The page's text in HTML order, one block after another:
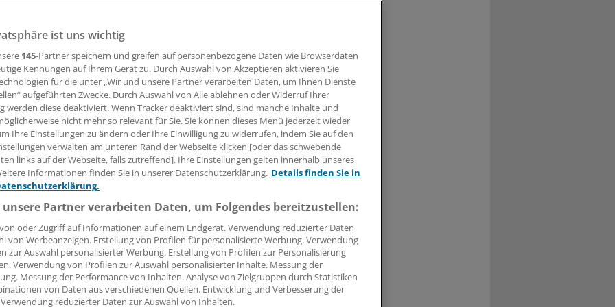
Leserin, lieber Leser,
Beitrag können Sie lesen, sobald Sie sich eingeloggt haben.
Jetzt anmelden »
Kostenlos registrieren »
vergessen?
Problem beim Login?
ist mit wenigen Klicks erledigt und kostenlos.
des kostenlosen Login:
Analysen, Hintergründe und Infografiken
auf allemedizinischen Berichte und Kommentare
Voraussetzungen für den Zugang
ist uns wichtig
145-Partner speichern und greifen auf personenbezogene Daten wie Browserdaten
Kennungen auf Ihrem Gerät zu. Durch Auswahl von Akzeptieren aktivieren Sie
für die unter „Wir und unsere Partner verarbeiten Daten, um Ihnen Dienste
aufgeführten Zwecke. Durch Auswahl von Alle ablehnen oder Widerruf Ihrer
werden diese deaktiviert. Wenn Tracker deaktiviert sind, sind manche Inhalte und
nicht mehr so relevant für Sie. Sie können dieses Menü jederzeit wieder
Ihre Einstellungen zu ändern oder Ihre Einwilligung zu widerrufen, indem Sie auf den
verwalten am unteren Rand der Webseite klicken [oder das schwebende
links auf der Webseite, falls zutreffend]. Ihre Einstellungen gelten innerhalb unseres
Informationen finden Sie in unserer Datenschutzerklärung. Details finden Sie in
Partner verarbeiten Daten, um Folgendes bereitzustellen:
oder Zugriff auf Informationen auf einem Endgerät. Verwendung reduzierter Daten
von Werbeanzeigen. Erstellung von Profilen für personalisierte Werbung. Verwendung
zur Auswahl personalisierter Werbung. Erstellung von Profilen zur Personalisierung
Verwendung von Profilen zur Auswahl personalisierter Inhalte. Messung der
Messung der Performance von Inhalten. Analyse von Zielgruppen durch Statistiken
von Daten aus verschiedenen Quellen. Entwicklung und Verbesserung der
reduzierter Daten zur Auswahl von Inhalten.